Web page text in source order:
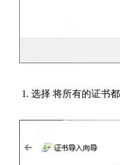
选择 将所有的证书